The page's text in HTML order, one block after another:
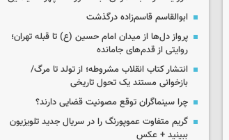
ابوالقاسم قاسم‌زاده درگذشت
پرواز دل‌ها از میدان امام حسین (ع) تا قبله تهران؛
روایتی از قدم‌های جامانده
انتشار کتاب انقلاب مشروطه؛ از تولد تا مرگ/
بازخوانی مستند یک تحول تاریخی
چرا سینماگران توقع مصونیت قضایی دارند؟
گریم متفاوت عموپورنگ را در سریال جدید تلویزیون
ببینید + عکس